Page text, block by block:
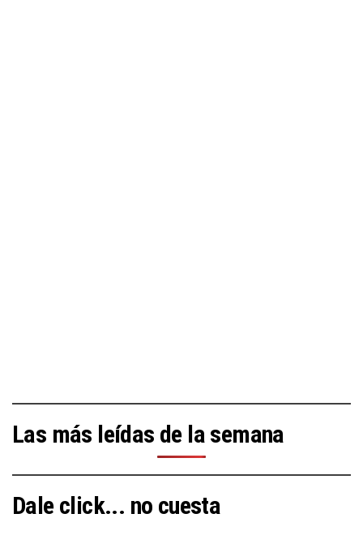
Las más leídas de la semana
Dale click... no cuesta